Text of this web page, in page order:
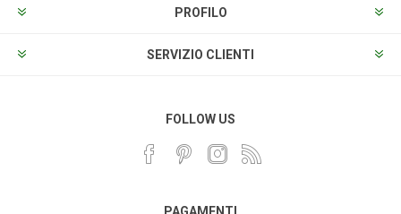
PROFILO
SERVIZIO CLIENTI
FOLLOW US